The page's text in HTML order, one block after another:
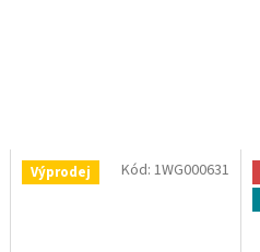
Výprodej Kód: 1WG000631